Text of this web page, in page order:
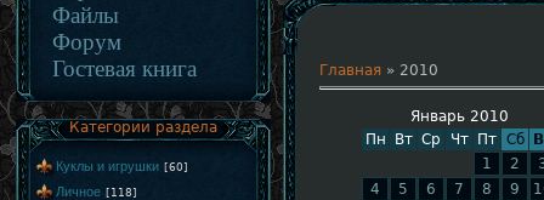
Файлы
Форум
Гостевая книга
Категории раздела
Куклы и игрушки [60]
Личное [118]
Главная » 2010
Январь 2010
Пн
Вт Ср Чт Пт Сб
1
2
4
5 6 7 8 9